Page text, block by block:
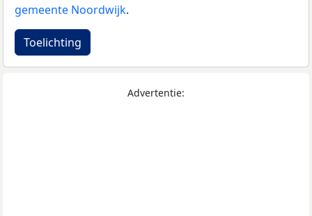
gemeente Noordwijk.
Toelichting
Advertentie: